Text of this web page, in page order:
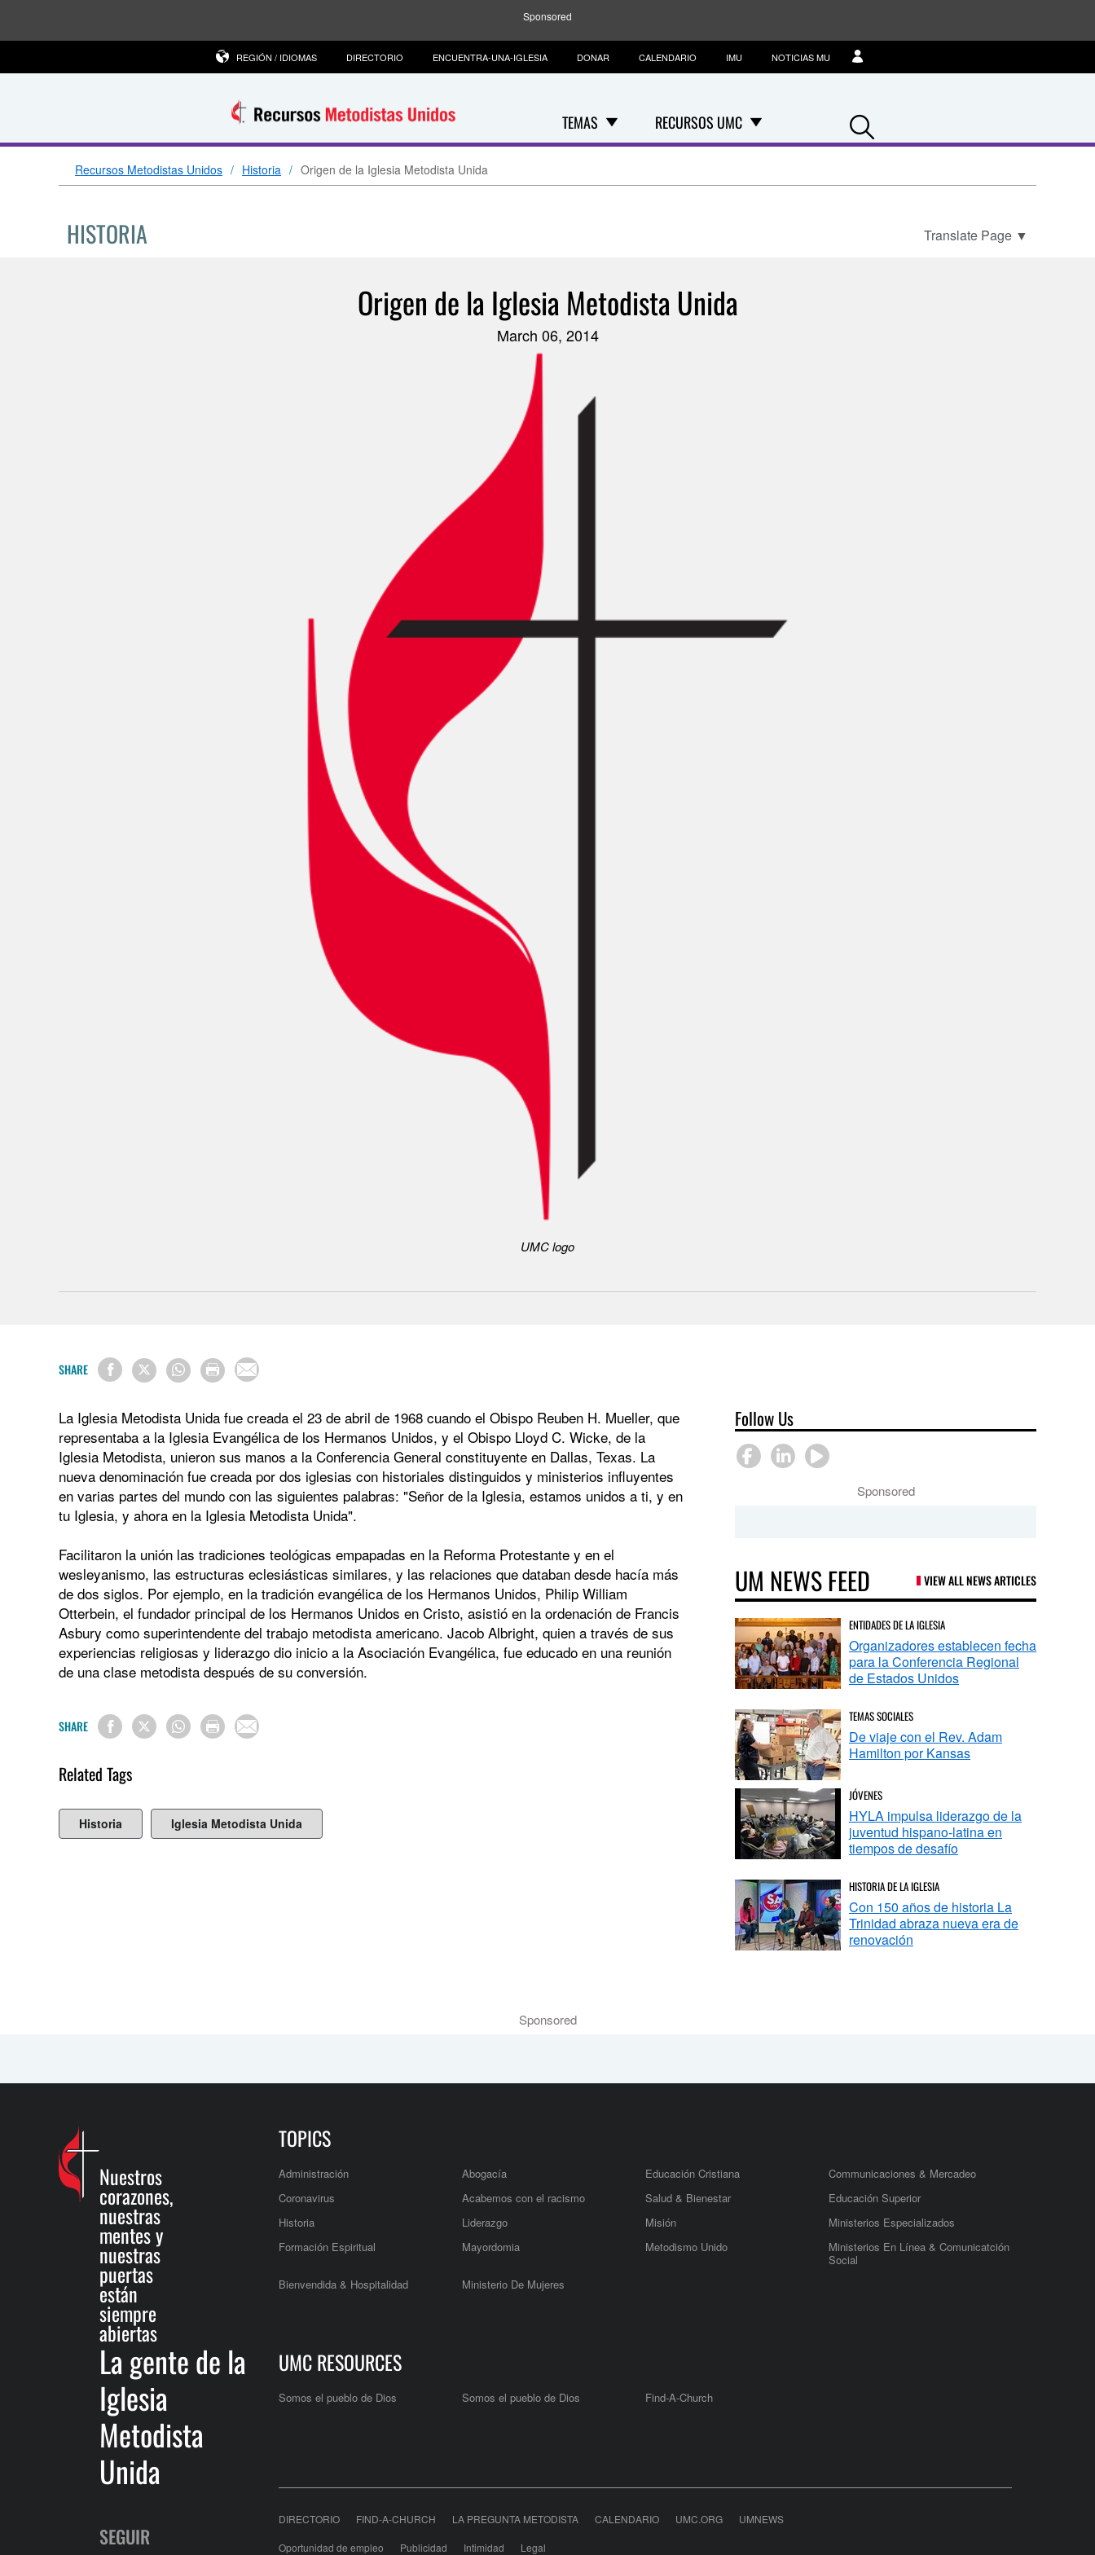
Sponsored
TEMAS RECURSOS UMC
REGIÓN / IDIOMAS DIRECTORIO ENCUENTRA-UNA-IGLESIA DONAR CALENDARIO IMU NOTICIAS MU
Search
Recursos Metodistas Unidos Historia Origen de la Iglesia Metodista Unida
HISTORIA Translate Page ▼
Origen de la Iglesia Metodista Unida
March 06, 2014
UMC logo
SHARE
La Iglesia Metodista Unida fue creada el 23 de abril de 1968 cuando el Obispo Reuben H. Mueller, que
representaba a la Iglesia Evangélica de los Hermanos Unidos, y el Obispo Lloyd C. Wicke, de la
Iglesia Metodista, unieron sus manos a la Conferencia General constituyente en Dallas, Texas. La
nueva denominación fue creada por dos iglesias con historiales distinguidos y ministerios influyentes
en varias partes del mundo con las siguientes palabras: "Señor de la Iglesia, estamos unidos a ti, y en
tu Iglesia, y ahora en la Iglesia Metodista Unida".
Facilitaron la unión las tradiciones teológicas empapadas en la Reforma Protestante y en el
wesleyanismo, las estructuras eclesiásticas similares, y las relaciones que databan desde hacía más
de dos siglos. Por ejemplo, en la tradición evangélica de los Hermanos Unidos, Philip William
Otterbein, el fundador principal de los Hermanos Unidos en Cristo, asistió en la ordenación de Francis
Asbury como superintendente del trabajo metodista americano. Jacob Albright, quien a través de sus
experiencias religiosas y liderazgo dio inicio a la Asociación Evangélica, fue educado en una reunión
de una clase metodista después de su conversión.
SHARE
Related Tags
Historia Iglesia Metodista Unida
Follow Us
Sponsored
UM NEWS FEED VIEW ALL NEWS ARTICLES
ENTIDADES DE LA IGLESIA
Organizadores establecen fecha
para la Conferencia Regional
de Estados Unidos
TEMAS SOCIALES
De viaje con el Rev. Adam
Hamilton por Kansas
JÓVENES
HYLA impulsa liderazgo de la
juventud hispano-latina en
tiempos de desafío
HISTORIA DE LA IGLESIA
Con 150 años de historia La
Trinidad abraza nueva era de
renovación
Sponsored
Nuestros
corazones,
nuestras
mentes y
nuestras
puertas
están
siempre
abiertas
La gente de la
Iglesia
Metodista
Unida
SEGUIR
TOPICS
Administración Abogacía Educación Cristiana
Communicaciones & Mercadeo
Coronavirus
Acabemos con el racismo Salud & Bienestar
Educación Superior
Historia
Liderazgo Misión
Ministerios Especializados
Formación Espiritual
Mayordomia Metodismo Unido
Ministerios En Línea & Comunicatción
Social
Bienvendida & Hospitalidad
Ministerio De Mujeres
UMC RESOURCES
Somos el pueblo de Dios Somos el pueblo de Dios Find-A-Church
DIRECTORIO FIND-A-CHURCH LA PREGUNTA METODISTA CALENDARIO UMC.ORG UMNEWS
Oportunidad de empleo Publicidad Intimidad Legal